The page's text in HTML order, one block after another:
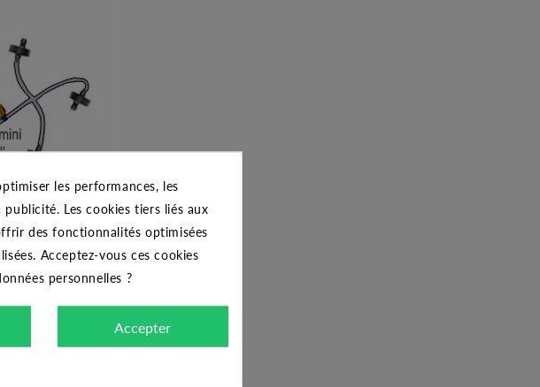
les performances, les
Les cookies tiers liés aux
des fonctionnalités optimisées
Acceptez-vous ces cookies
personnelles ?
Accepter